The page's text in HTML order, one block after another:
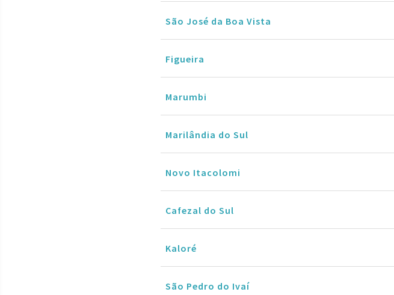
São José da Boa Vista
Figueira
Marumbi
Marilândia do Sul
Novo Itacolomi
Cafezal do Sul
Kaloré
São Pedro do Ivaí